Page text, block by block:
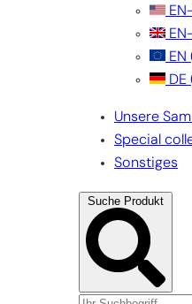
EN
DE
Unsere
Special
Sonstiges
Suche Produkt